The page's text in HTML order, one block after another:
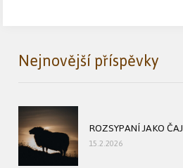
Nejnovější příspěvky
ROZSYPANÍ JAKO ČAJ
15.2.2026